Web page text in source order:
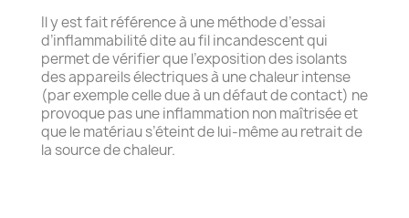
Il y est fait référence à une méthode d’essai
d’inflammabilité dite au fil incandescent qui
permet de vérifier que l’exposition des isolants
des appareils électriques à une chaleur intense
(par exemple celle due à un défaut de contact) ne
provoque pas une inflammation non maîtrisée et
que le matériau s’éteint de lui-même au retrait de
la source de chaleur.